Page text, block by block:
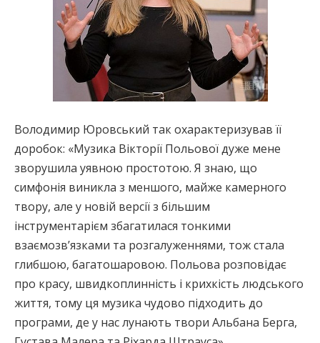
Володимир Юровський так охарактеризував її
доробок: «Музика Вікторії Польової дуже мене
зворушила уявною простотою. Я знаю, що
симфонія виникла з меншого, майже камерного
твору, але у новій версії з більшим
інструментарієм збагатилася тонкими
взаємозв’язками та розгалуженнями, тож стала
глибшою, багатошаровою. Польова розповідає
про красу, швидкоплинність і крихкість людського
життя, тому ця музика чудово підходить до
програми, де у нас лунають твори Альбана Берга,